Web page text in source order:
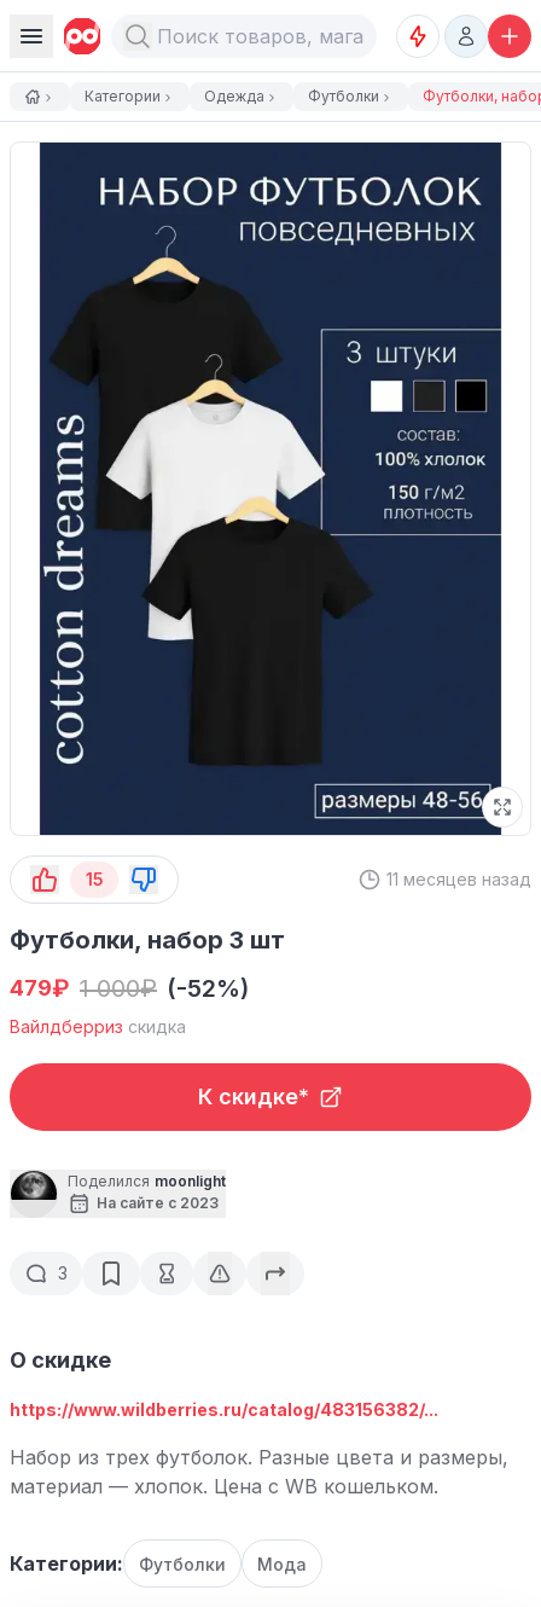
Категории Одежда Футболки Футболки,
15 11 месяцев назад
Футболки, набор 3 шт
479₽ 1 000₽ (-52%)
Вайлдберриз скидка
К скидке*
Поделился moonlight
На сайте с 2023
3
О скидке
https://www.wildberries.ru/catalog/483156382/...
Набор из трех футболок. Разные цвета и размеры,
материал — хлопок. Цена с WB кошельком.
Категории: Футболки Мода